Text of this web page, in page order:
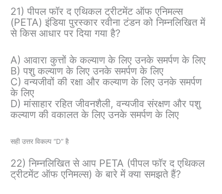
21) पीपल फॉर द एथिकल ट्रीटमेंट ऑफ एनिमल्स
(PETA) इंडिया पुरस्कार रवीना टंडन को निम्नलिखित में
से किस आधार पर दिया गया है?
A) आवारा कुत्तों के कल्याण के लिए उनके समर्पण के लिए
B) पशु कल्याण के लिए उनके समर्पण के लिए
C) वन्यजीवों की रक्षा और कल्याण के लिए उनके समर्पण
के लिए
D) मांसाहार रहित जीवनशैली, वन्यजीव संरक्षण और पशु
कल्याण की वकालत के लिए उनके समर्पण के लिए
सही उत्तर विकल्प “D” है
22) निम्नलिखित से आप PETA (पीपल फॉर द एथिकल
ट्रीटमेंट ऑफ एनिमल्स) के बारे में क्या समझते हैं?